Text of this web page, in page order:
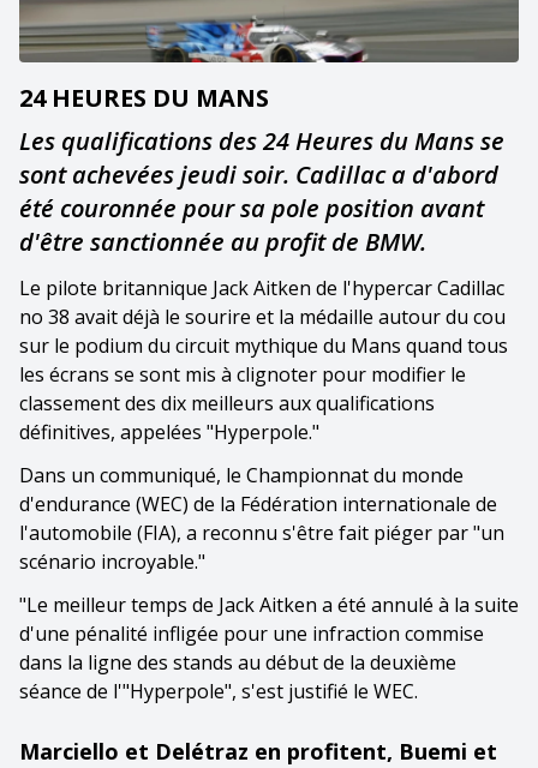
24 HEURES DU MANS
Les qualifications des 24 Heures du Mans se
sont achevées jeudi soir. Cadillac a d'abord
été couronnée pour sa pole position avant
d'être sanctionnée au profit de BMW.
Le pilote britannique Jack Aitken de l'hypercar Cadillac
no 38 avait déjà le sourire et la médaille autour du cou
sur le podium du circuit mythique du Mans quand tous
les écrans se sont mis à clignoter pour modifier le
classement des dix meilleurs aux qualifications
définitives, appelées "Hyperpole."
Dans un communiqué, le Championnat du monde
d'endurance (WEC) de la Fédération internationale de
l'automobile (FIA), a reconnu s'être fait piéger par "un
scénario incroyable."
"Le meilleur temps de Jack Aitken a été annulé à la suite
d'une pénalité infligée pour une infraction commise
dans la ligne des stands au début de la deuxième
séance de l'"Hyperpole", s'est justifié le WEC.
Marciello et Delétraz en profitent, Buemi et